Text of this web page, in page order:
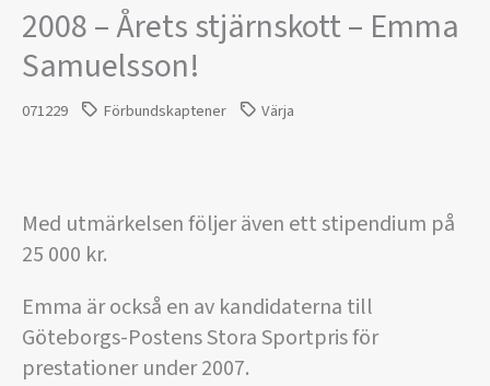
2008 – Årets stjärnskott – Emma
Samuelsson!
071229 Förbundskaptener Värja
Med utmärkelsen följer även ett stipendium på
25 000 kr.
Emma är också en av kandidaterna till
Göteborgs-Postens Stora Sportpris för
prestationer under 2007.